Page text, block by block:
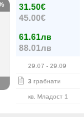
31.50€
45.00€
61.61лв
88.01лв
29.07 - 29.09
3 грабнати
кв. Младост 1